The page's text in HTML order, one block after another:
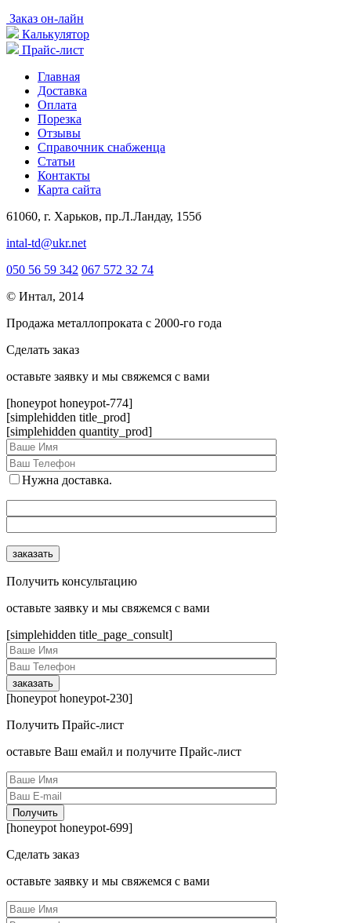
Заказ он-лайн
Калькулятор
Прайс-лист
Главная
Доставка
Оплата
Порезка
Отзывы
Справочник снабженца
Статьи
Контакты
Карта сайта
61060, г. Харьков, пр.Л.Ландау, 155б
intal-td@ukr.net
050 56 59 342 067 572 32 74
© Интал, 2014
Продажа металлопроката с 2000-го года
Сделать заказ
оcтавьте заявку и мы свяжемся с вами
[honeypot honeypot-774]
[simplehidden title_prod]
[simplehidden quantity_prod]
Нужна доставка.
Получить консультацию
оcтавьте заявку и мы свяжемся с вами
[simplehidden title_page_consult]
[honeypot honeypot-230]
Получить Прайс-лист
оcтавьте Ваш емайл и получите Прайс-лист
[honeypot honeypot-699]
Сделать заказ
оcтавьте заявку и мы свяжемся с вами